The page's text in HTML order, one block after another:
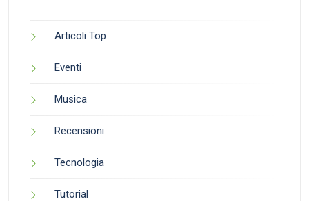
Articoli Top
Eventi
Musica
Recensioni
Tecnologia
Tutorial